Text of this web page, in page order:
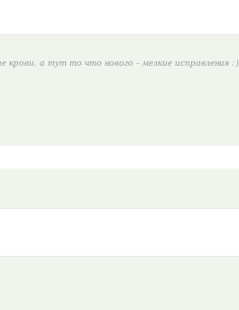
крови, а тут то что нового - мелкие исправления :)